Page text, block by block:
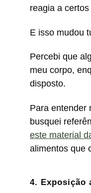
reagia a
E isso mudou
Percebi que
meu corpo,
disposto.
Para entender
busquei
este material
alimentos que
4. Exposição